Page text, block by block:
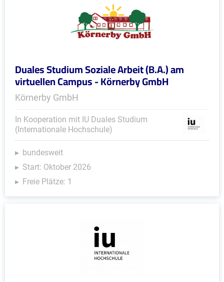
Duales Studium Soziale Arbeit (B.A.) am
virtuellen Campus - Körnerby GmbH
Körnerby GmbH
In Kooperation mit IU Duales Studium
(Internationale Hochschule)
bundesweit
Start: Oktober 2026
Freie Plätze: 1